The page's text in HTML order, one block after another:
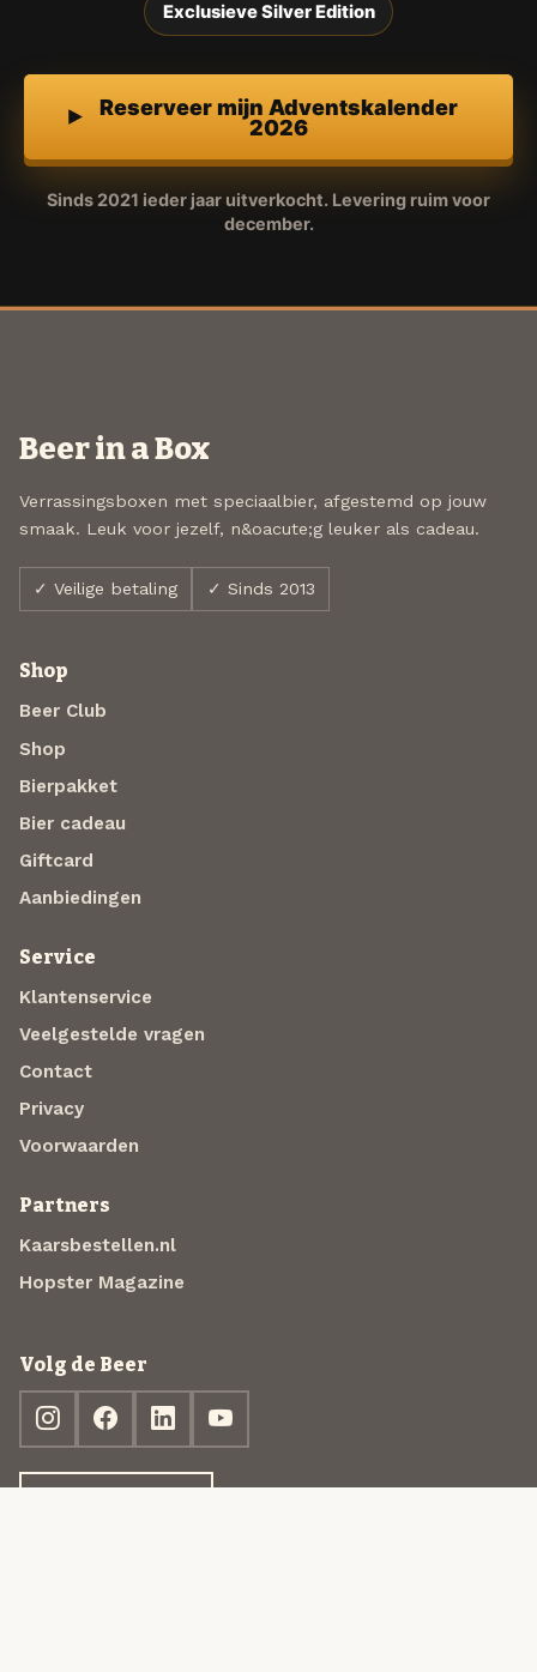
Exclusieve Silver Edition
Reserveer mijn Adventskalender
2026
Sinds 2021 ieder jaar uitverkocht. Levering ruim voor
december.
Beer in a Box
Verrassingsboxen met speciaalbier, afgestemd op jouw
smaak. Leuk voor jezelf, n&oacute;g leuker als cadeau.
✓ Veilige betaling ✓ Sinds 2013
Shop
Beer Club
Shop
Bierpakket
Bier cadeau
Giftcard
Aanbiedingen
Service
Klantenservice
Veelgestelde vragen
Contact
Privacy
Voorwaarden
Partners
Kaarsbestellen.nl
Hopster Magazine
Volg de Beer